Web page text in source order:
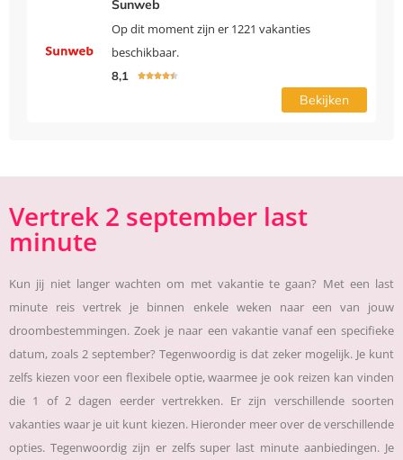
Sunweb
Op dit moment zijn er 1221 vakanties
beschikbaar.
8,1 
Bekijken
Vertrek 2 september last
minute
Kun jij niet langer wachten om met vakantie te gaan? Met een last
minute reis vertrek je binnen enkele weken naar een van jouw
droombestemmingen. Zoek je naar een vakantie vanaf een specifieke
datum, zoals 2 september? Tegenwoordig is dat zeker mogelijk. Je kunt
zelfs kiezen voor een flexibele optie, waarmee je ook reizen kan vinden
die 1 of 2 dagen eerder vertrekken. Er zijn verschillende soorten
vakanties waar je uit kunt kiezen. Hieronder meer over de verschillende
opties. Tegenwoordig zijn er zelfs super last minute aanbiedingen. Je